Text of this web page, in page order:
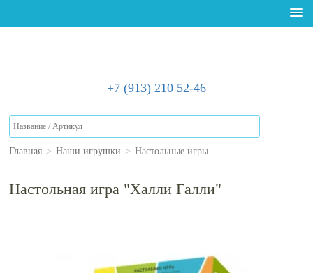
+7 (913) 210 52-46
Главная > Наши игрушки > Настольные игры
Настольная игра "Халли Галли"